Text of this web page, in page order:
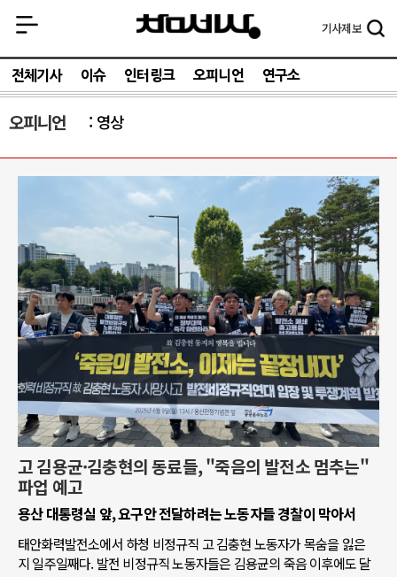
기사제보
전체기사 이슈 인터링크 오피니언 연구소
오피니언 영상
고 김용균·김충현의 동료들, "죽음의 발전소 멈추는"
파업 예고
용산 대통령실 앞, 요구안 전달하려는 노동자들 경찰이 막아서
태안화력발전소에서 하청 비정규직 고 김충현 노동자가 목숨을 잃은
지 일주일째다. 발전 비정규직 노동자들은 김용균의 죽음 이후에도 달